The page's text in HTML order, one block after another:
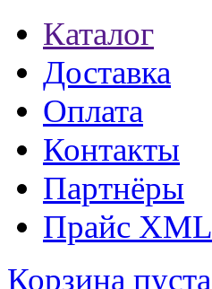
Каталог
Доставка
Оплата
Контакты
Партнёры
Прайс XML
Корзина пуста